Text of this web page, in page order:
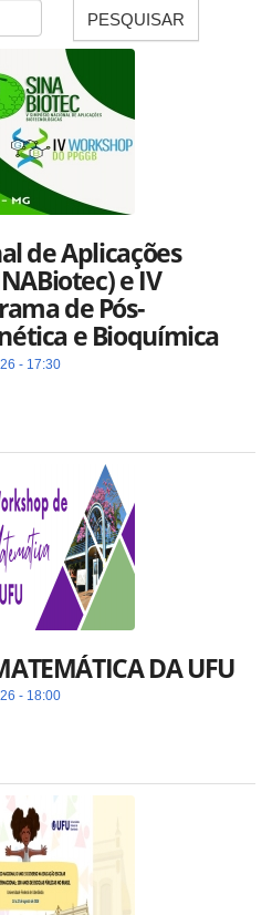
PESQUISAR
de Aplicações
e IV
de Pós-
e Bioquímica
- 17:30
DA UFU
- 18:00